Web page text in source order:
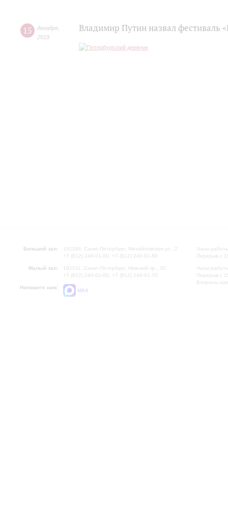
15 декабря
2019
Владимир Путин назвал фестиваль
Большой зал:
191186, Санкт-Петербург, Михайловская ул., 2
+7 (812) 240-01-00, +7 (812) 240-01-80
Малый зал:
191011, Санкт-Петербург, Невский пр., 30
+7 (812) 240-01-00, +7 (812) 240-01-70
Напишите нам:
MAX
Часы
Перерыв с
Часы
Перерыв с
Вопросы